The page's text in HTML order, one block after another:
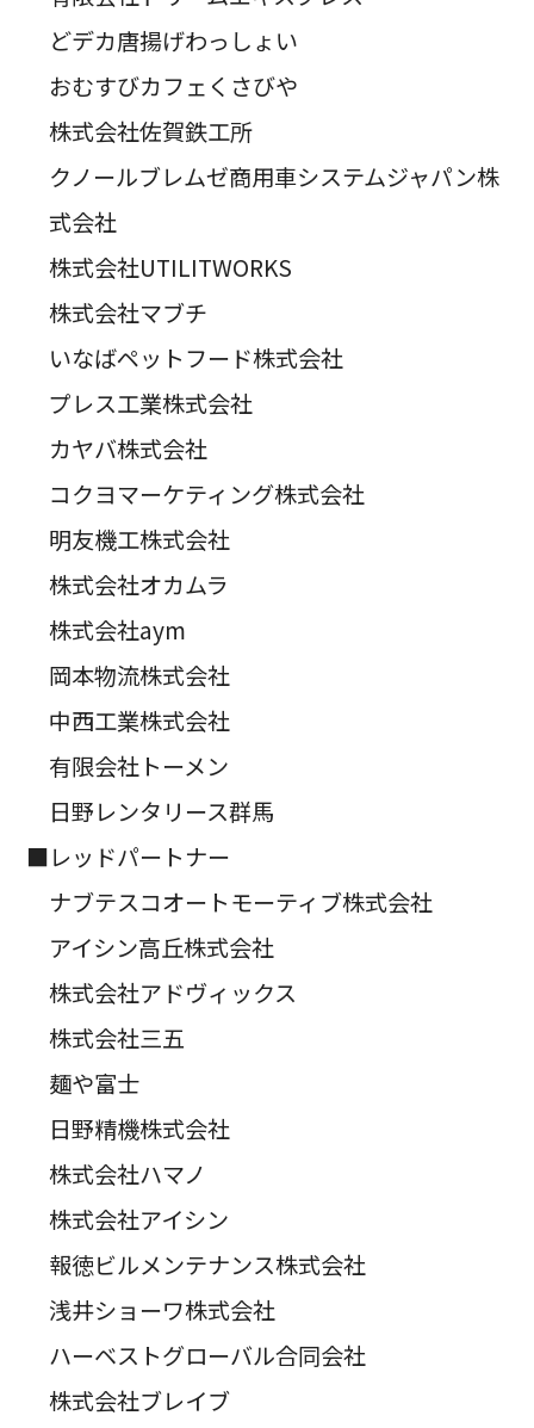
どデカ唐揚げわっしょい
おむすびカフェくさびや
株式会社佐賀鉄工所
クノールブレムゼ商用車システムジャパン株
式会社
株式会社UTILITWORKS
株式会社マブチ
いなばペットフード株式会社
プレス工業株式会社
カヤバ株式会社
コクヨマーケティング株式会社
明友機工株式会社
株式会社オカムラ
株式会社aym
岡本物流株式会社
中西工業株式会社
有限会社トーメン
日野レンタリース群馬
■レッドパートナー
ナブテスコオートモーティブ株式会社
アイシン高丘株式会社
株式会社アドヴィックス
株式会社三五
麺や富士
日野精機株式会社
株式会社ハマノ
株式会社アイシン
報徳ビルメンテナンス株式会社
浅井ショーワ株式会社
ハーベストグローバル合同会社
株式会社ブレイブ